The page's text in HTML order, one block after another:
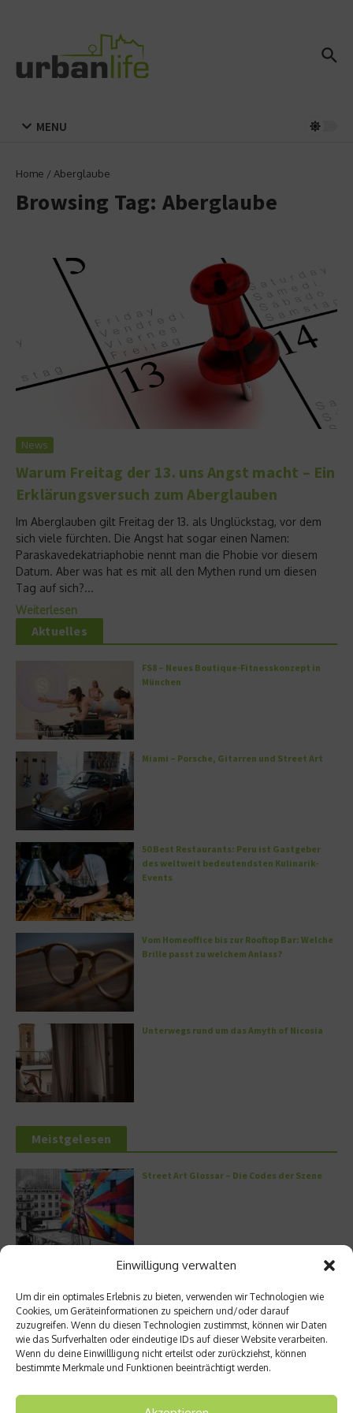
Einwilligung verwalten
Um dir ein optimales Erlebnis zu bieten, verwenden wir Technologien wie
Cookies, um Geräteinformationen zu speichern und/oder darauf
zuzugreifen. Wenn du diesen Technologien zustimmst, können wir Daten
wie das Surfverhalten oder eindeutige IDs auf dieser Website verarbeiten.
Wenn du deine Einwillligung nicht erteilst oder zurückziehst, können
bestimmte Merkmale und Funktionen beeinträchtigt werden.
MENU
Home / Aberglaube
Browsing Tag: Aberglaube
News
Warum Freitag der 13. uns Angst macht – Ein
Erklärungsversuch zum Aberglauben
Im Aberglauben gilt Freitag der 13. als Unglückstag, vor dem
sich viele fürchten. Die Angst hat sogar einen Namen:
Paraskavedekatriaphobie nennt man die Phobie vor diesem
Datum. Aber was hat es mit all den Mythen rund um diesen
Tag auf sich?...
Weiterlesen
Aktuelles
FS8 – Neues Boutique-Fitnesskonzept in
München
Miami – Porsche, Gitarren und Street Art
50 Best Restaurants: Peru ist Gastgeber
des weltweit bedeutendsten Kulinarik-
Events
Vom Homeoffice bis zur Rooftop Bar: Welche
Brille passt zu welchem Anlass?
Unterwegs rund um das Amyth of Nicosia
Meistgelesen
Street Art Glossar – Die Codes der Szene
Architektur: Verrückte Häuser
Kann man Hunde vegan ernähren?